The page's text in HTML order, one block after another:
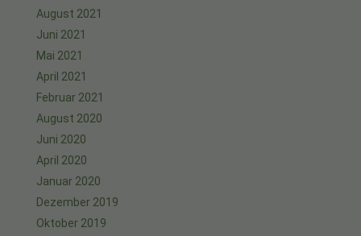
August 2021
Juni 2021
Mai 2021
April 2021
Februar 2021
August 2020
Juni 2020
April 2020
Januar 2020
Dezember 2019
Oktober 2019